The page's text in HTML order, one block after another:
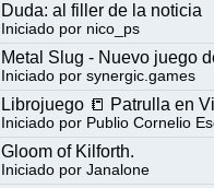
Duda: al filler de la noticia
Iniciado por nico_ps
Metal Slug - Nuevo juego
Iniciado porsynergic.games
Librojuego 📒 Patrulla en
Iniciado por Publio Cornelio
Gloom of Kilforth.
Iniciado porJanalone